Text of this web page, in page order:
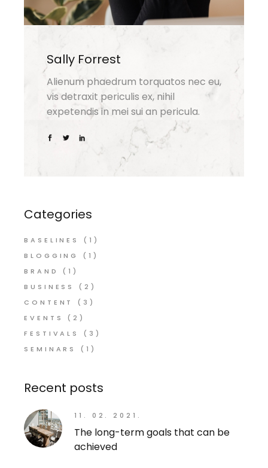
Sally Forrest
Alienum phaedrum torquatos nec eu,
vis detraxit periculis ex, nihil
expetendis in mei sui an pericula.
Categories
BASELINES
(1)
BLOGGING
(1)
BRAND
(1)
BUSINESS
(2)
CONTENT
(3)
EVENTS
(2)
FESTIVALS
(3)
SEMINARS
(1)
Recent posts
11. 02. 2021.
The long-term goals that can be
achieved